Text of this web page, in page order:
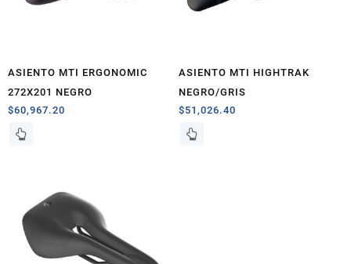
ASIENTO MTI ERGONOMIC
272X201 NEGRO
$60,967.20
ASIENTO MTI HIGHTRAK
NEGRO/GRIS
$51,026.40